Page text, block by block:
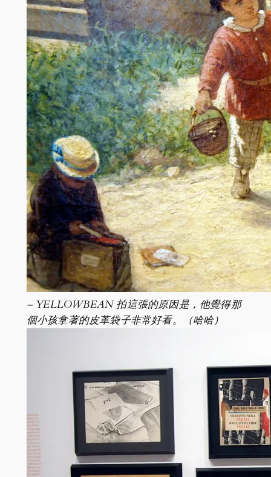
– YELLOWBEAN 拍這張的原因是，他覺得那
個小孩拿著的皮革袋子非常好看。（哈哈）